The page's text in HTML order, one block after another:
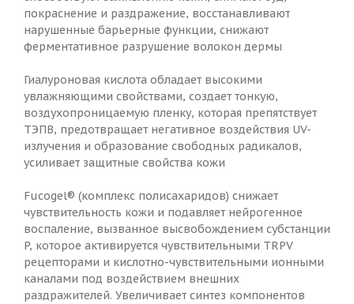
покраснение и раздражение, восстанавливают
нарушенные барьерные функции, снижают
ферментативное разрушение волокон дермы
Гиалуроновая кислота обладает высокими
увлажняющими свойствами, создает тонкую,
воздухопроницаемую пленку, которая препятствует
ТЭПВ, предотвращает негативное воздействия UV-
излучения и образование свободных радикалов,
усиливает защитные свойства кожи
Fucogel® (комплекс полисахаридов) снижает
чувствительность кожи и подавляет нейрогенное
воспаление, вызванное высвобождением субстанции
P, которое активируется чувствительными TRPV
рецепторами и кислотно-чувствительными ионными
каналами под воздействием внешних
раздражителей. Увеличивает синтез компонентов